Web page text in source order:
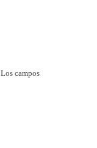
Los campos